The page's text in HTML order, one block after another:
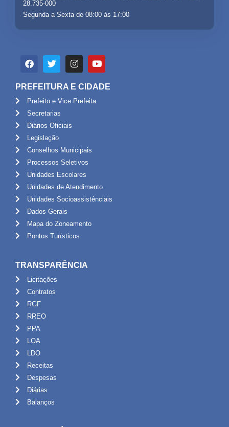
28.735-000
Segunda a Sexta de 08:00 às 17:00
PREFEITURA E CIDADE
Prefeito e Vice Prefeita
Secretarias
Diários Oficiais
Legislação
Conselhos Municipais
Processos Seletivos
Unidades Escolares
Unidades de Atendimento
Unidades Socioassistênciais
Dados Gerais
Mapa do Zoneamento
Pontos Turísticos
TRANSPARÊNCIA
Licitações
Contratos
RGF
RREO
PPA
LOA
LDO
Receitas
Despesas
Diárias
Balanços